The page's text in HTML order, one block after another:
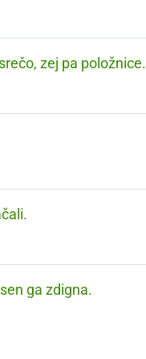
zej pa položnice.
ga zdigna.